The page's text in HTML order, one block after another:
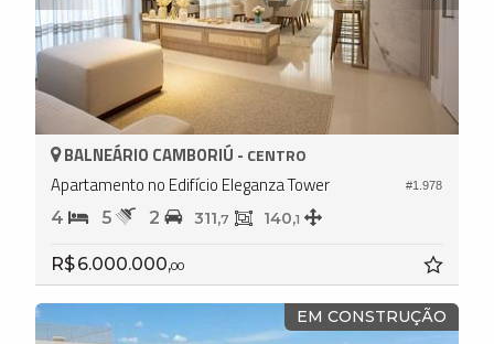
#1.978
BALNEÁRIO CAMBORIÚ - CENTRO
Apartamento no Edifício Eleganza Tower
4 5 2 311,7 140,1
R$ 6.000.000,00
EM CONSTRUÇÃO